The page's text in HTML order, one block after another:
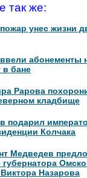
так же:
унес жизни
абонементы
в бане
Рарова
кладбище
подарил
Колчака
Медведев
губернатора
Назарова